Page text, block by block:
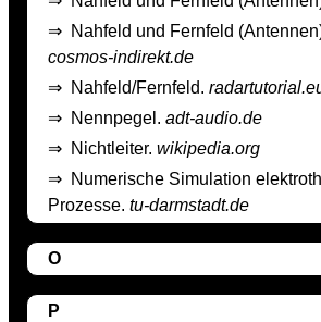
⇒ Nahfeld und Fernfeld
cosmos-indirekt.de
⇒ Nahfeld/Fernfeld.
⇒ Nennpegel. adt-audio.de
⇒ Nichtleiter. wikipedia.org
⇒ Numerische Simulation
Prozesse. tu-darmstadt.de
O
P